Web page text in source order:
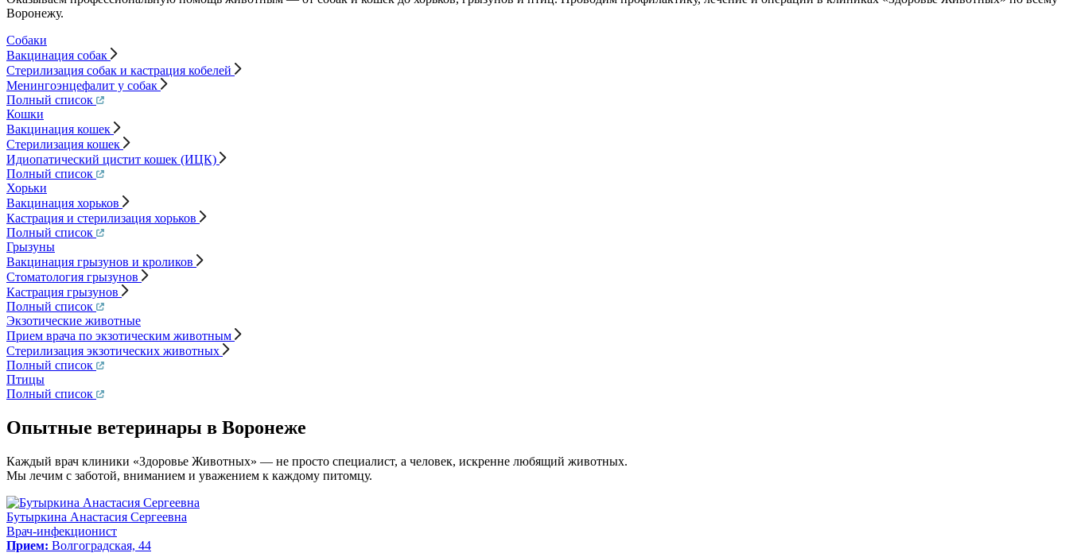
Воронежу.
Собаки
Вакцинация собак
Стерилизация собак и кастрация кобелей
Менингоэнцефалит у собак
Полный список
Кошки
Вакцинация кошек
Стерилизация кошек
Идиопатический цистит кошек (ИЦК)
Полный список
Хорьки
Вакцинация хорьков
Кастрация и стерилизация хорьков
Полный список
Грызуны
Вакцинация грызунов и кроликов
Стоматология грызунов
Кастрация грызунов
Полный список
Экзотические животные
Прием врача по экзотическим животным
Стерилизация экзотических животных
Полный список
Птицы
Полный список
Опытные ветеринары в Воронеже
Каждый врач клиники «Здоровье Животных» — не просто специалист, а человек, искренне любящий животных.
Мы лечим с заботой, вниманием и уважением к каждому питомцу.
Бутыркина Анастасия Сергеевна
Врач-инфекционист
Прием: Волгоградская, 44